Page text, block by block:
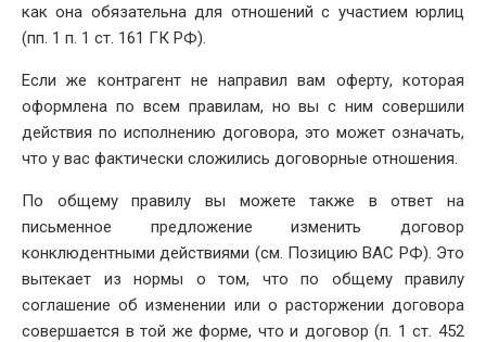
как она обязательна для отношений с участием юрлиц
(пп. 1 п. 1 ст. 161 ГК РФ).
Если же контрагент не направил вам оферту, которая
оформлена по всем правилам, но вы с ним совершили
действия по исполнению договора, это может означать,
что у вас фактически сложились договорные отношения.
По общему правилу вы можете также в ответ на
письменное предложение изменить договор
конклюдентными действиями (см. Позицию ВАС РФ). Это
вытекает из нормы о том, что по общему правилу
соглашение об изменении или о расторжении договора
совершается в той же форме, что и договор (п. 1 ст. 452